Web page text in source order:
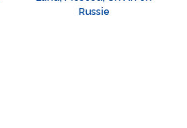
Russie